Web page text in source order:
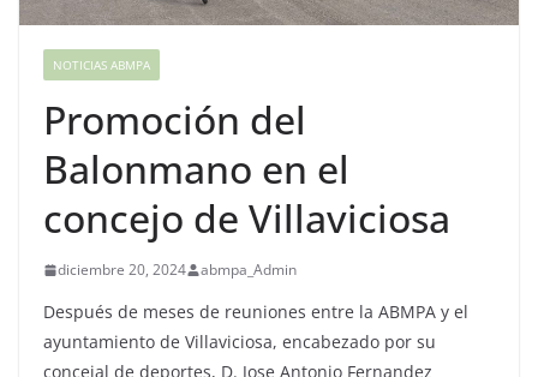
NOTICIAS ABMPA
Promoción del
Balonmano en el
concejo de Villaviciosa
diciembre 20, 2024 abmpa_Admin
Después de meses de reuniones entre la ABMPA y el
ayuntamiento de Villaviciosa, encabezado por su
concejal de deportes, D. Jose Antonio Fernandez